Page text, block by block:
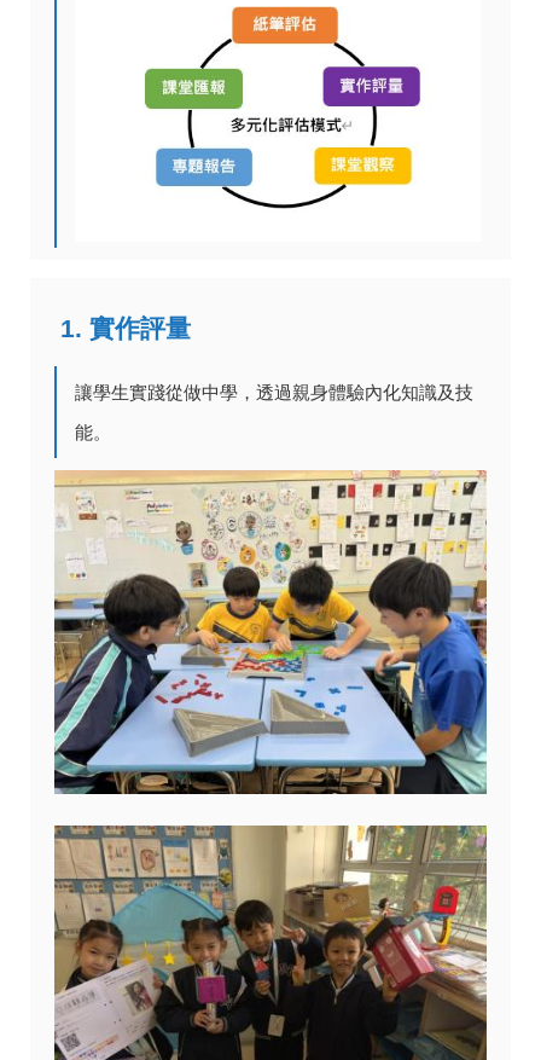
1. 實作評量
讓學生實踐從做中學，透過親身體驗內化知識及技
能。